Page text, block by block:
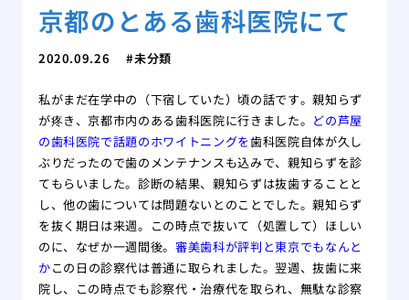
京都のとある歯科医院にて
2020.09.26 未分類
私がまだ在学中の（下宿していた）頃の話です。親知らず
が疼き、京都市内のある歯科医院に行きました。 どの芦屋
の歯科医院で話題のホワイトニングを歯科医院自体が久し
ぶりだったので歯のメンテナンスも込みで、親知らずを診
てもらいました。診断の結果、親知らずは抜歯することと
し、他の歯については問題ないとのことでした。親知らず
を抜く期日は来週。この時点で抜いて（処置して）ほしい
のに、なぜか一週間後。審美歯科が評判と東京でもなんと
かこの日の診察代は普通に取られました。翌週、抜歯に来
院し、この時点でも診察代・治療代を取られ、無駄な診察